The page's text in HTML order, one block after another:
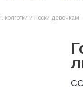
колготки и носки девочкам -